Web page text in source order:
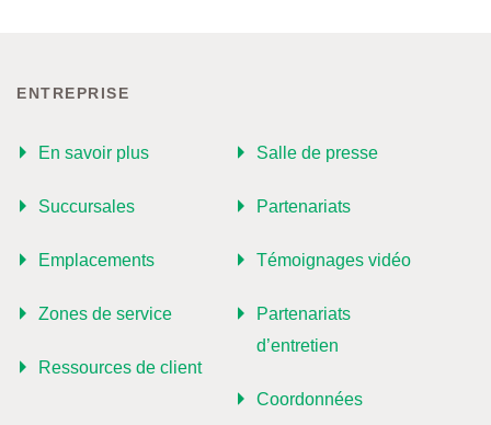
ENTREPRISE
En savoir plus
Succursales
Emplacements
Zones de service
Ressources de client
Salle de presse
Partenariats
Témoignages vidéo
Partenariats
d’entretien
Coordonnées